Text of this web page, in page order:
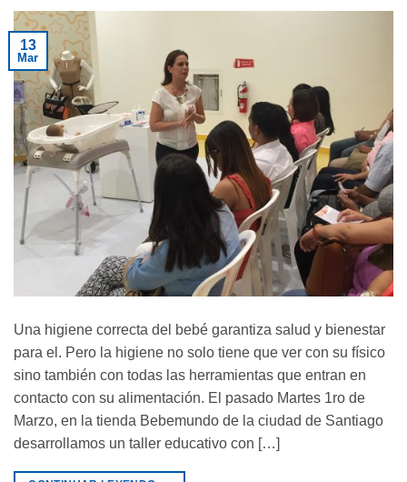
13
Mar
Una higiene correcta del bebé garantiza salud y bienestar
para el. Pero la higiene no solo tiene que ver con su físico
sino también con todas las herramientas que entran en
contacto con su alimentación. El pasado Martes 1ro de
Marzo, en la tienda Bebemundo de la ciudad de Santiago
desarrollamos un taller educativo con […]